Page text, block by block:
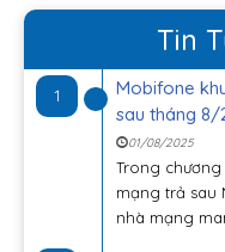
Tin
1
Mobifone
sau tháng 8/
01/08/2025
Trong
mạng trả sau
nhà mạng